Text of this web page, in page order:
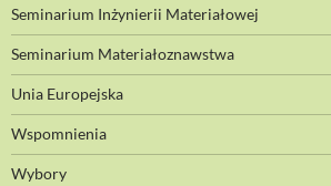
Seminarium Inżynierii Materiałowej
Seminarium Materiałoznawstwa
Unia Europejska
Wspomnienia
Wybory